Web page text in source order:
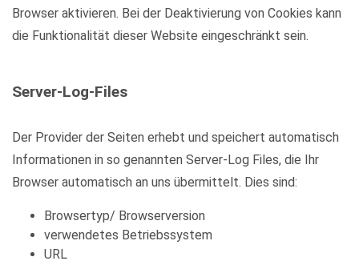
Browser aktivieren. Bei der Deaktivierung von Cookies kann
die Funktionalität dieser Website eingeschränkt sein.
Server-Log-Files
Der Provider der Seiten erhebt und speichert automatisch
Informationen in so genannten Server-Log Files, die Ihr
Browser automatisch an uns übermittelt. Dies sind:
Browsertyp/ Browserversion
verwendetes Betriebssystem
URL